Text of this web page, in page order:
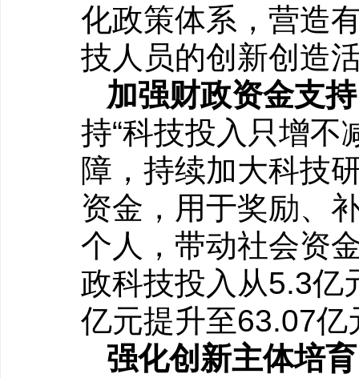
化政策体系，营造
技人员的创新创造
加强财政资金支
持“科技投入只增不
障，持续加大科技
资金，用于奖励、
个人，带动社会资
政科技投入从5.3亿
亿元提升至63.07
强化创新主体培